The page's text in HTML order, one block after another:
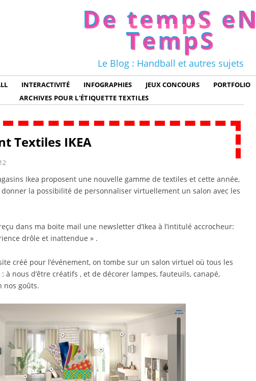
De tempS eN
TempS
Le Blog : Handball et autres sujets
INTERACTIVITÉ INFOGRAPHIES JEUX CONCOURS PORTFOLIO
ARCHIVES POUR L'ÉTIQUETTETEXTILES
Textiles IKEA
Ikea proposent une nouvelle gamme de textiles et cette année,
la possibilité de personnaliser virtuellement un salon avec les
dans ma boite mail une newsletter d’Ikea à l’intitulé accrocheur:
drôle et inattendue » .
créé pour l’événement, on tombe sur un salon virtuel où tous les
à nous d’être créatifs , et de décorer lampes, fauteuils, canapé,
nos goûts.